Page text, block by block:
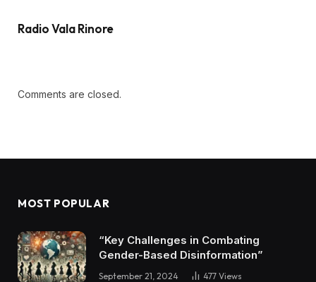
Radio Vala Rinore
Comments are closed.
MOST POPULAR
“Key Challenges in Combating
Gender-Based Disinformation”
September 21, 2024 477 Views